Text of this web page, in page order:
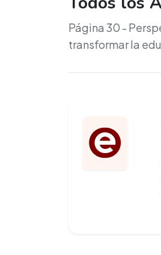
Página 30 -
transformar la